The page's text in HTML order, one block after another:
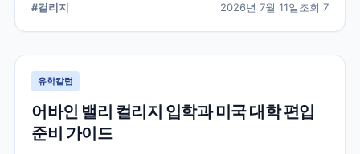
#컬리지 2026년 7월 11일조회 7
유학칼럼
어바인 밸리 컬리지 입학과 미국 대학 편입
준비 가이드